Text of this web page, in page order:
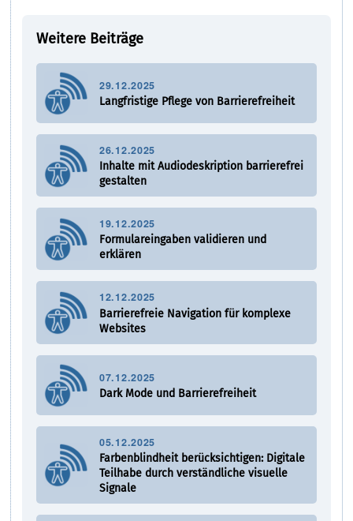
Weitere Beiträge
29.12.2025
Langfristige Pflege von Barrierefreiheit
26.12.2025
Inhalte mit Audiodeskription barrierefrei
gestalten
19.12.2025
Formulareingaben validieren und
erklären
12.12.2025
Barrierefreie Navigation für komplexe
Websites
07.12.2025
Dark Mode und Barrierefreiheit
05.12.2025
Farbenblindheit berücksichtigen: Digitale
Teilhabe durch verständliche visuelle
Signale